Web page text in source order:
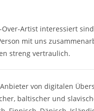
Artist interessiert
mit uns
streng vertraulich.
von digitalen
baltischer und